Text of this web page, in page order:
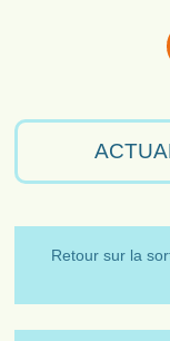
Retour sur la